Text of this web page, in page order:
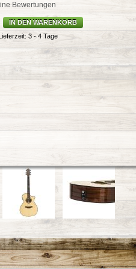
Bewertungen
IN DEN WARENKORB
3 - 4 Tage